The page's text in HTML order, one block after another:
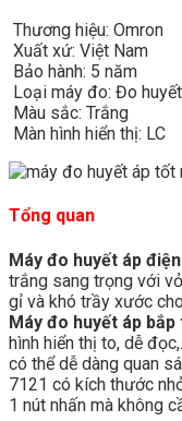
Thương hiệu: Omron
Xuất xứ: Việt Nam
Bảo hành: 5 năm
Loại máy đo: Đo
Màu sắc: Trắng
Màn hình hiển thị: LC
Tổng quan
Máy đo huyết áp
trắng sang trọng với
gỉ và khó trầy xước
Máy đo huyết áp
hình hiển thị to, dễ
có thể dễ dàng quan
7121 có kích thước
1 nút nhấn mà không